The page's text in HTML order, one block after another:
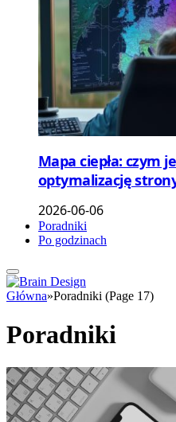
Mapa ciepła: czym
optymalizację
2026-06-06
Poradniki
Po godzinach
Główna»Poradniki (Page 17)
Poradniki